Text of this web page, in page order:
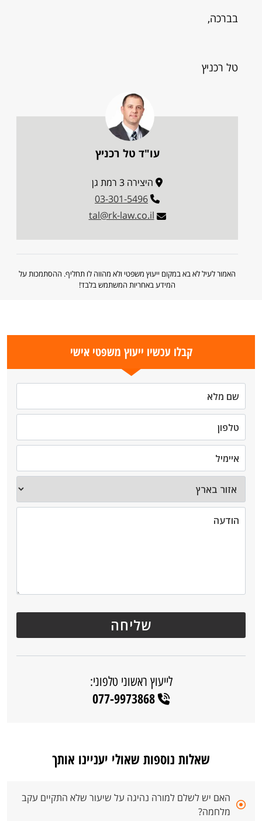
בברכה,
טל רכניץ
עו"ד טל רכניץ
היצירה 3 רמת גן
03-301-5496
tal@rk-law.co.il
האמור לעיל לא בא במקום ייעוץ משפטי ולא מהווה לו תחליף. ההסתמכות על
המידע באחריות המשתמש בלבד!
קבלו עכשיו ייעוץ משפטי אישי
לייעוץ ראשוני טלפוני:
077-9973868
שאלות נוספות שאולי יעניינו אותך
האם יש לשלם למורה נהיגה על שיעור שלא התקיים עקב
מלחמה?